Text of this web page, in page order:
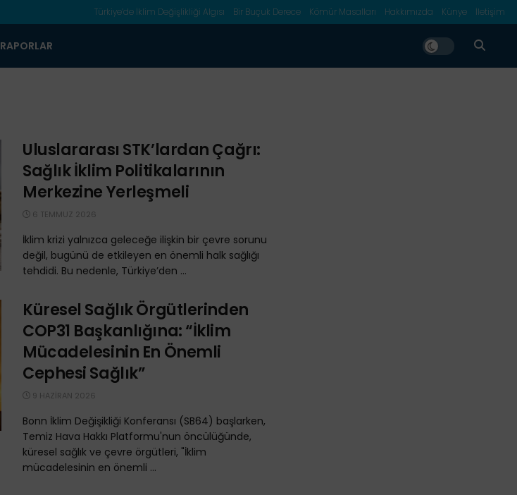
Türkiye’de İklim Değişlikliği Algısı Bir Buçuk Derece Kömür Masalları Hakkımızda Künye İletişim
RAPORLAR
Uluslararası STK’lardan Çağrı:
Sağlık İklim Politikalarının
Merkezine Yerleşmeli
6 TEMMUZ 2026
İklim krizi yalnızca geleceğe ilişkin bir çevre sorunu
değil, bugünü de etkileyen en önemli halk sağlığı
tehdidi. Bu nedenle, Türkiye’den ...
Küresel Sağlık Örgütlerinden
COP31 Başkanlığına: “İklim
Mücadelesinin En Önemli
Cephesi Sağlık”
9 HAZIRAN 2026
Bonn İklim Değişikliği Konferansı (SB64) başlarken,
Temiz Hava Hakkı Platformu'nun öncülüğünde,
küresel sağlık ve çevre örgütleri, "İklim
mücadelesinin en önemli ...